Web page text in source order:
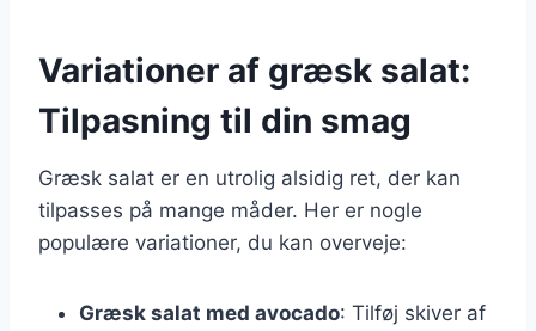
Variationer af græsk salat:
Tilpasning til din smag
Græsk salat er en utrolig alsidig ret, der kan
tilpasses på mange måder. Her er nogle
populære variationer, du kan overveje:
Græsk salat med avocado: Tilføj skiver af